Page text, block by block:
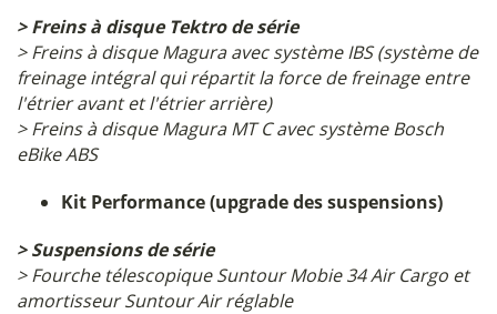
> Freins à disque Tektro de série
> Freins à disque Magura avec système IBS (système de
freinage intégral qui répartit la force de freinage entre
l'étrier avant et l'étrier arrière)
> Freins à disque Magura MT C avec système Bosch
eBike ABS
Kit Performance (upgrade des suspensions)
> Suspensions de série
> Fourche télescopique Suntour Mobie 34 Air Cargo et
amortisseur Suntour Air réglable